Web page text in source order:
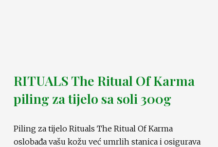
RITUALS The Ritual Of Karma
piling za tijelo sa soli 300g
Piling za tijelo Rituals The Ritual Of Karma
oslobađa vašu kožu već umrlih stanica i osigurava